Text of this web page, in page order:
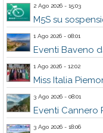
2 Ago 2026 - 15:03
M5S su
1 Ago 2026 - 08:01
Eventi Baveno
1 Ago 2026 - 12:02
Miss Italia
3 Ago 2026 - 08:01
Eventi Cannero
3 Ago 2026 - 18:06